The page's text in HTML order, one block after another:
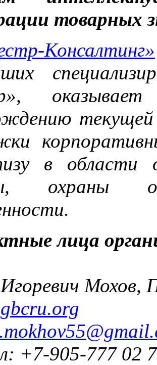
товарных
Консалтинг»
в области
охраны
лица
Мохов,
+7-905-777 02